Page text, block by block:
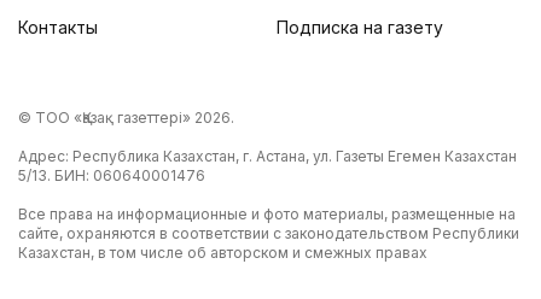
Контакты
Подписка на газету
© ТОО «Қазақ газеттері» 2026.
Адрес: Республика Казахстан, г. Астана, ул. Газеты Егемен Казахстан
5/13. БИН: 060640001476
Все права на информационные и фото материалы, размещенные на
сайте, охраняются в соответствии с законодательством Республики
Казахстан, в том числе об авторском и смежных правах